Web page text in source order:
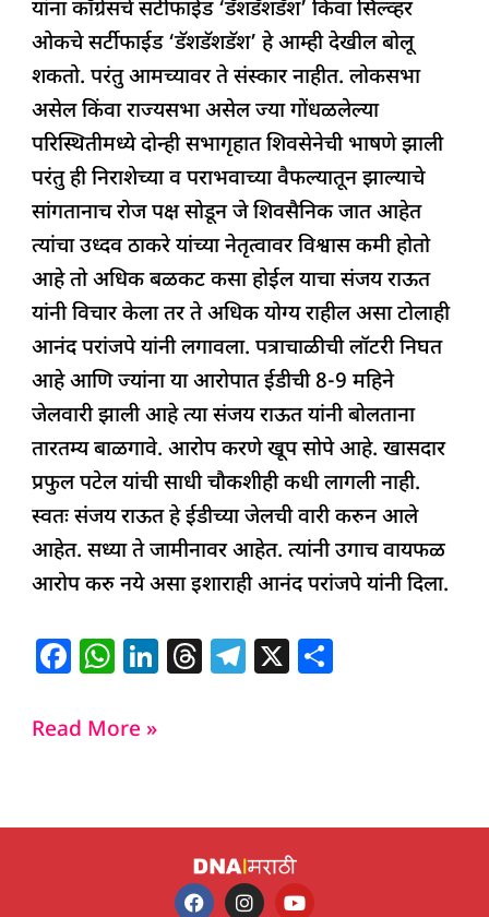
यांना कॉंग्रेसचे सर्टीफाईड ‘डॅशडॅशडॅश’ किंवा सिल्व्हर
ओकचे सर्टीफाईड ‘डॅशडॅशडॅश’ हे आम्ही देखील बोलू
शकतो. परंतु आमच्यावर ते संस्कार नाहीत. लोकसभा
असेल किंवा राज्यसभा असेल ज्या गोंधळलेल्या
परिस्थितीमध्ये दोन्ही सभागृहात शिवसेनेची भाषणे झाली
परंतु ही निराशेच्या व पराभवाच्या वैफल्यातून झाल्याचे
सांगतानाच रोज पक्ष सोडून जे शिवसैनिक जात आहेत
त्यांचा उध्दव ठाकरे यांच्या नेतृत्वावर विश्वास कमी होतो
आहे तो अधिक बळकट कसा होईल याचा संजय राऊत
यांनी विचार केला तर ते अधिक योग्य राहील असा टोलाही
आनंद परांजपे यांनी लगावला. पत्राचाळीची लॉटरी निघत
आहे आणि ज्यांना या आरोपात ईडीची 8-9 महिने
जेलवारी झाली आहे त्या संजय राऊत यांनी बोलताना
तारतम्य बाळगावे. आरोप करणे खूप सोपे आहे. खासदार
प्रफुल पटेल यांची साधी चौकशीही कधी लागली नाही.
स्वतः संजय राऊत हे ईडीच्या जेलची वारी करुन आले
आहेत. सध्या ते जामीनावर आहेत. त्यांनी उगाच वायफळ
आरोप करु नये असा इशाराही आनंद परांजपे यांनी दिला.
F
c
o
W
at
p
Li
n
T
s
T
m
X
Read More »
F
a
I
n
Y
o